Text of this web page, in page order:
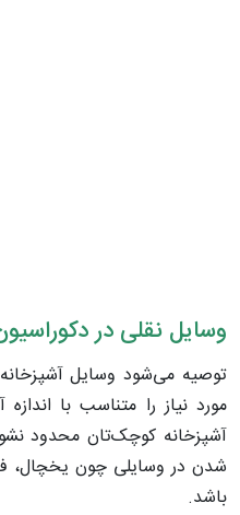
وسایل نقلی در
توصیه می‌شود وسایل
مورد نیاز را متناسب با
آشپزخانه کوچک‌تان محدود
شدن در وسایلی چون یخچال،
باشد.